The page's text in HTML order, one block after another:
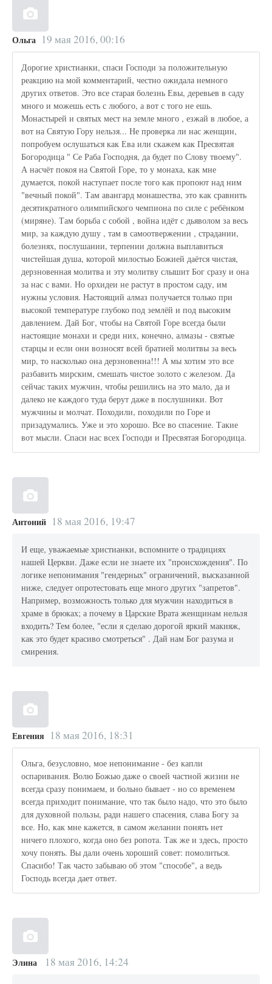
Ольга 19 мая 2016, 00:16
Дорогие христианки, спаси Господи за положительную
реакцию на мой комментарий, честно ожидала немного
других ответов. Это все старая болезнь Евы, деревьев в саду
много и можешь есть с любого, а вот с того не ешь.
Монастырей и святых мест на земле много , езжай в любое, а
вот на Святую Гору нельзя... Не проверка ли нас женщин,
попробуем ослушаться как Ева или скажем как Пресвятая
Богородица " Се Раба Господня, да будет по Слову твоему".
А насчёт покоя на Святой Горе, то у монаха, как мне
думается, покой наступает после того как пропоют над ним
"вечный покой". Там авангард монашества, это как сравнить
десятикратного олимпийского чемпиона по силе с ребёнком
(миряне). Там борьба с собой , война идёт с дьяволом за весь
мир, за каждую душу , там в самоотвержении , страдании,
болезнях, послушании, терпении должна выплавиться
чистейшая душа, которой милостью Божией даётся чистая,
дерзновенная молитва и эту молитву слышит Бог сразу и она
за нас с вами. Но орхидеи не растут в простом саду, им
нужны условия. Настоящий алмаз получается только при
высокой температуре глубоко под землёй и под высоким
давлением. Дай Бог, чтобы на Святой Горе всегда были
настоящие монахи и среди них, конечно, алмазы - святые
старцы и если они возносят всей братией молитвы за весь
мир, то насколько она дерзновенна!!! А мы хотим это все
разбавить мирским, смешать чистое золото с железом. Да
сейчас таких мужчин, чтобы решились на это мало, да и
далеко не каждого туда берут даже в послушники. Вот
мужчины и молчат. Походили, походили по Горе и
призадумались. Уже и это хорошо. Все во спасение. Такие
вот мысли. Спаси нас всех Господи и Пресвятая Богородица.
Антоний 18 мая 2016, 19:47
И еще, уважаемые христианки, вспомните о традициях
нашей Церкви. Даже если не знаете их "происхождения". По
логике непонимания "гендерных" ограничений, высказанной
ниже, следует опротестовать еще много других "запретов".
Например, возможность только для мужчин находиться в
храме в брюках; а почему в Царские Врата женщинам нельзя
входить? Тем более, "если я сделаю дорогой яркий макияж,
как это будет красиво смотреться" . Дай нам Бог разума и
смирения.
Евгения 18 мая 2016, 18:31
Ольга, безусловно, мое непонимание - без капли
оспаривания. Волю Божью даже о своей частной жизни не
всегда сразу понимаем, и больно бывает - но со временем
всегда приходит понимание, что так было надо, что это было
для духовной пользы, ради нашего спасения, слава Богу за
все. Но, как мне кажется, в самом желании понять нет
ничего плохого, когда оно без ропота. Так же и здесь, просто
хочу понять. Вы дали очень хороший совет: помолиться.
Спасибо! Так часто забываю об этом "способе", а ведь
Господь всегда дает ответ.
Элина 18 мая 2016, 14:24